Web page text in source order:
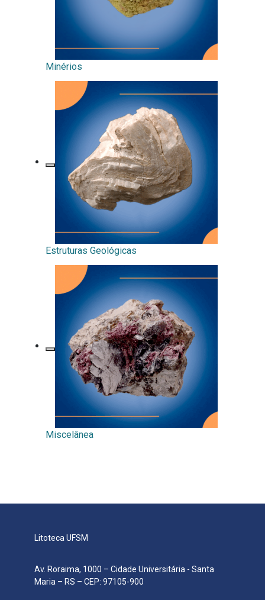
Minérios
Estruturas Geológicas
Miscelânea
Litoteca UFSM
Av. Roraima, 1000 – Cidade Universitária - Santa
Maria – RS – CEP: 97105-900